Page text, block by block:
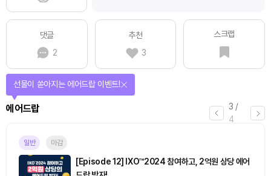
댓글
2
추천
3
스크랩
3 /
4
에어드랍
선물이 쏟아지는 에어드랍 이벤트!
일반 마감
[Episode 12] IXO™2024 참여하고, 2억원 상당 에어